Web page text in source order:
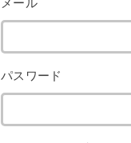
メール
パスワード